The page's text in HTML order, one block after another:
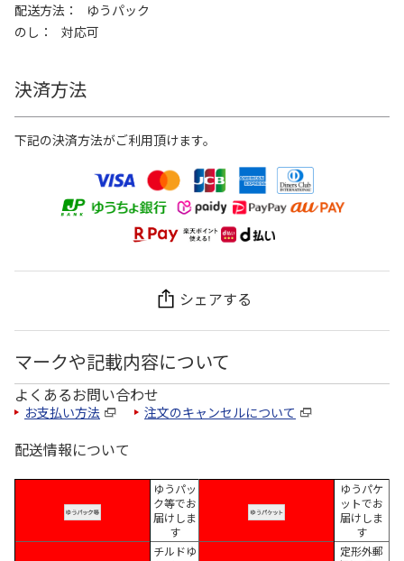
配送方法
ゆうパック
のし
対応可
決済方法
下記の決済方法がご利用頂けます。
シェアする
マークや記載内容について
よくあるお問い合わせ
お支払い方法 注文のキャンセルについて
配送情報について
ゆうパッ
ク等でお
届けしま
す
ゆうパケ
ットでお
届けしま
す
チルドゆ
定形外郵